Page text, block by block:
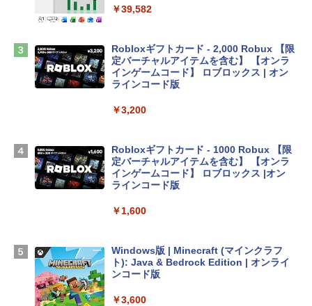
ンケース Dell NEC Lavie ASUS HP dyna
￥2,952
Apple 2026 MacBook Air M5チップ搭載
igence、13.6インチLiquid Retinaディ
ームカメラ、日本語キーボード、Touch I
D - シルバー
￥261,414
SSD インテル Core 5
￥129,800
￥39,582
Robloxギフトカード - 2,000 Robux 【限
定バーチャルアイテムを含む】 【オンラ
インゲームコード】 ロブロックス | オン
ラインコード版
￥3,200
Robloxギフトカード - 1000 Robux 【限
定バーチャルアイテムを含む】 【オンラ
インゲームコード】 ロブロックス |オン
ラインコード版
￥1,600
Windows版 | Minecraft (マインクラフ
ト): Java & Bedrock Edition | オンライ
ンコード版
￥3,600